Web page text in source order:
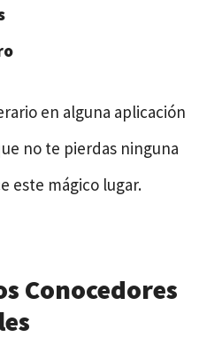
en alguna aplicación
no te pierdas ninguna
este mágico lugar.
Conocedores